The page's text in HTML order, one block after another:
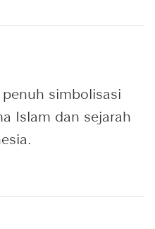
simbolisasi
Islam dan sejarah